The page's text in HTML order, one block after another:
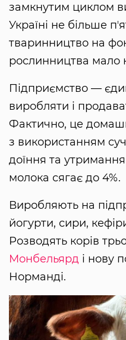
замкнутим циклом
Україні не більше
тваринництво на
рослинництва мало
Підприємство —
виробляти і
Фактично, це
з використанням
доїння та
молока сягає до 4%.
Виробляють на
йогурти, сири,
Розводять корів
Монбельярд і нову
Норманді.